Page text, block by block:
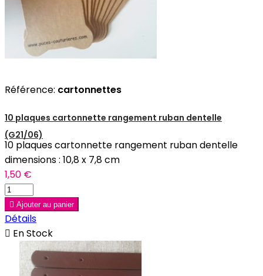
Référence: cartonnettes
10 plaques cartonnette rangement ruban dentelle
(G21/06)
10 plaques cartonnette rangement ruban dentelle
dimensions : 10,8 x 7,8 cm
1,50 €
 Ajouter au panier
Détails
 En Stock